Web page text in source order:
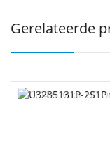
Gerelateerde